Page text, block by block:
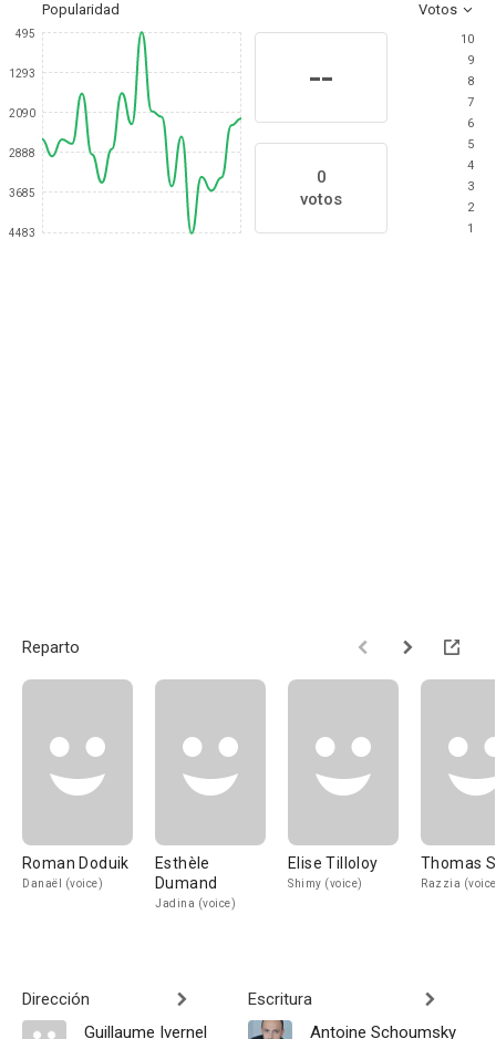
Popularidad Votos
495
1293
2090
2888
3685
4483
--
0
votos
10
9
8
7
6
5
4
3
2
1
Reparto
Roman Doduik
Danaël (voice)
Esthèle
Dumand
Jadina (voice)
Elise Tilloloy
Shimy (voice)
Thomas
Razzia
Dirección
Guillaume Ivernel
Escritura
Antoine Schoumsky